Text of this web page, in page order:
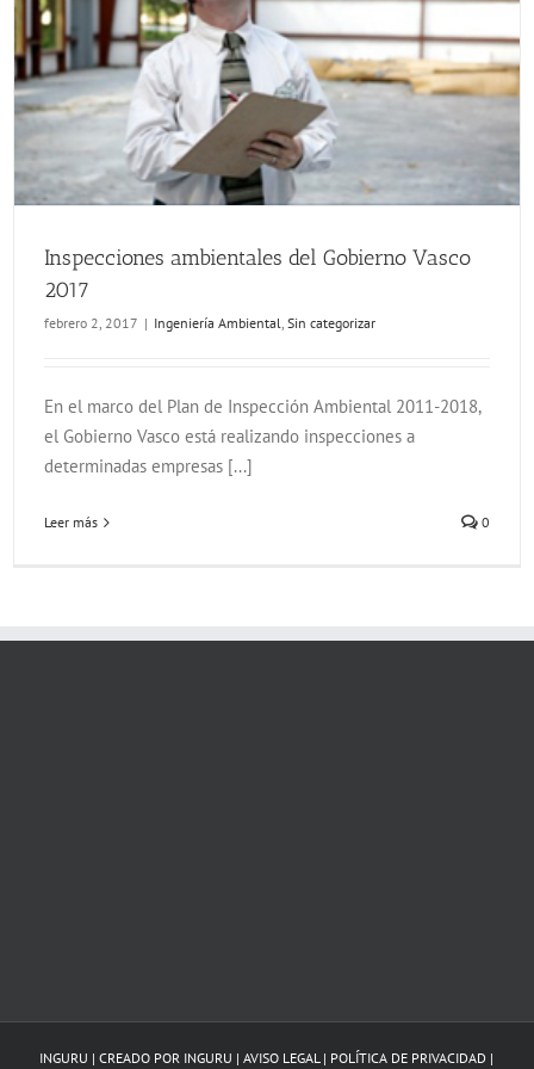
Inspecciones ambientales del Gobierno Vasco
2017
febrero 2, 2017 | Ingeniería Ambiental,Sin categorizar
En el marco del Plan de Inspección Ambiental 2011-2018,
el Gobierno Vasco está realizando inspecciones a
determinadas empresas [...]
Leer más 0
INGURU | CREADO POR INGURU |AVISO LEGAL | POLÍTICA DE PRIVACIDAD |